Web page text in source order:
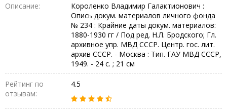
Описание:
Короленко Владимир Галактионович :
Опись докум. материалов личного фонда
№ 234 : Крайние даты докум. материалов:
1880-1930 гг / Под ред. Н.Л. Бродского; Гл.
архивное упр. МВД СССР. Центр. гос. лит.
архив СССР. - Москва : Тип. ГАУ МВД СССР,
1949. - 24 с. ; 21 см
Рейтинг по
отзывам:
4.5